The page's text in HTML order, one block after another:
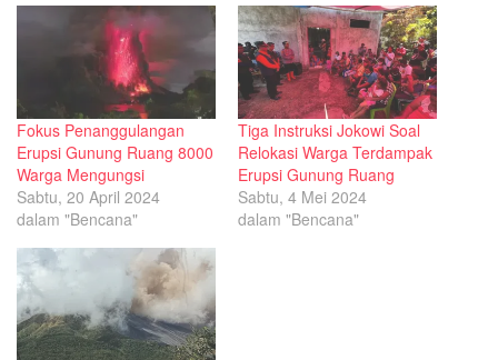
Fokus Penanggulangan
Erupsi Gunung Ruang 8000
Warga Mengungsi
Sabtu, 20 April 2024
dalam "Bencana"
Tiga Instruksi Jokowi Soal
Relokasi Warga Terdampak
Erupsi Gunung Ruang
Sabtu, 4 Mei 2024
dalam "Bencana"